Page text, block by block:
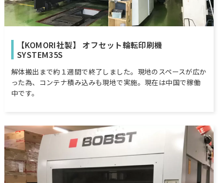
【KOMORI社製】 オフセット輪転印刷機
SYSTEM35S
解体搬出まで約１週間で終了しました。現地のスペースが広か
った為、コンテナ積み込みも現地で実施。現在は中国で稼働
中です。